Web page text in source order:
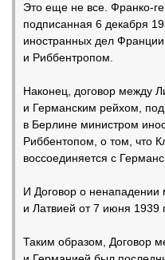
Это еще не все. Франко-
подписанная 6 декабря
иностранных дел
и Риббентропом.
Наконец, договор между
и Германским рейхом,
в Берлине министром
Риббентопом, о том, что
воссоединяется с
И Договор о
и Латвией от 7 июня 1939
Таким образом, Договор